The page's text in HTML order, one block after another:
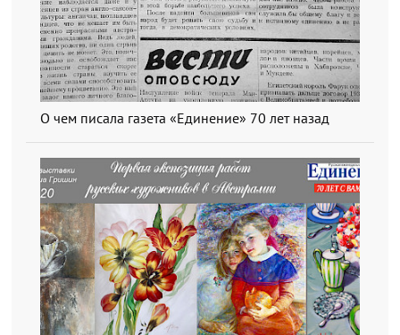
О чем писала газета «Единение» 70 лет назад